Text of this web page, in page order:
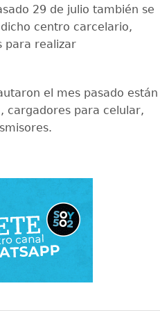
29 de julio también se
centro carcelario,
para realizar
el mes pasado están
cargadores para celular,